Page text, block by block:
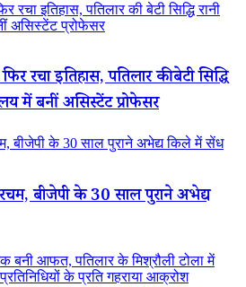
रचा इतिहास, पतिलार की बेटी सिद्धि रानी
असिस्टेंट प्रोफेसर
रचा इतिहास, पतिलार की बेटी सिद्धि
में बनीं असिस्टेंट प्रोफेसर
बीजेपी के 30 साल पुराने अभेद्य किले में सेंध
बीजेपी के 30 साल पुराने अभेद्य
बनी आफत, पतिलार के मिश्रौली टोला में
के प्रति गहराया आक्रोश